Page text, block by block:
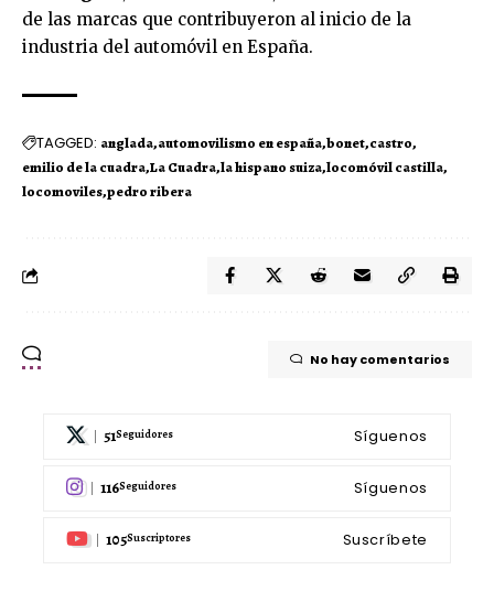
de las marcas que contribuyeron al inicio de la
industria del automóvil en España.
TAGGED: anglada automovilismo en españa bonet castro
emilio de la cuadra La Cuadra la hispano suiza locomóvil castilla
locomoviles pedro ribera
No hay comentarios
51Seguidores Síguenos
116Seguidores Síguenos
105Suscriptores Suscríbete